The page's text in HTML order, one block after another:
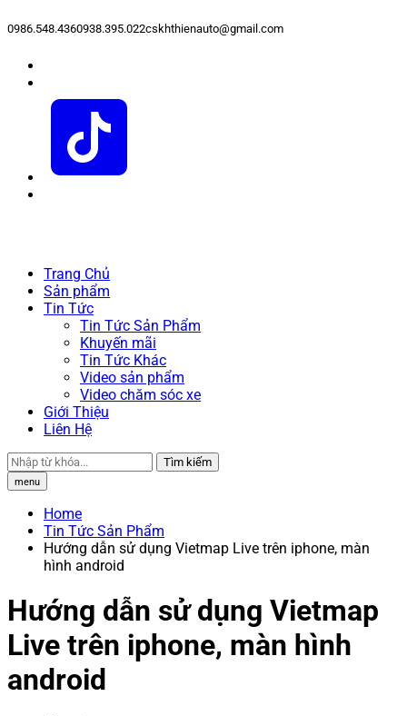
0986.548.4360938.395.022cskhthienauto@gmail.com
Trang Chủ
Sản phẩm
Tin Tức
Tin Tức Sản Phẩm
Khuyến mãi
Tin Tức Khác
Video sản phẩm
Video chăm sóc xe
Giới Thiệu
Liên Hệ
Tìm kiếm
menu
Home
Tin Tức Sản Phẩm
Hướng dẫn sử dụng Vietmap Live trên iphone, màn
hình android
Hướng dẫn sử dụng Vietmap
Live trên iphone, màn hình
android